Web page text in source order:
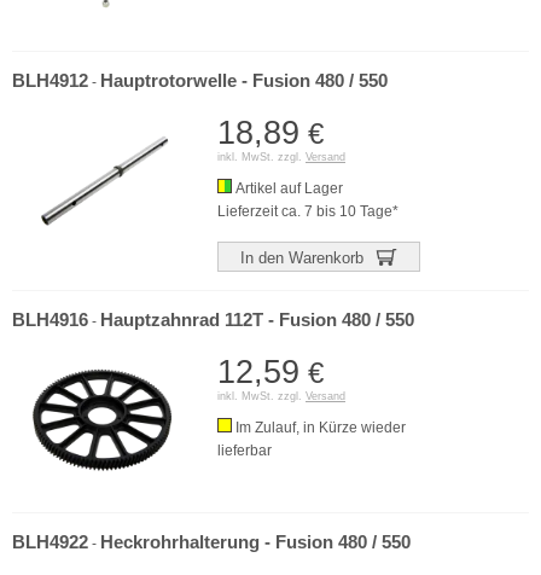
BLH4912 - Hauptrotorwelle - Fusion 480 / 550
18,89 €
inkl. MwSt. zzgl. Versand
Artikel auf Lager
Lieferzeit ca. 7 bis 10 Tage*
In den Warenkorb
BLH4916 - Hauptzahnrad 112T - Fusion 480 / 550
12,59 €
inkl. MwSt. zzgl. Versand
Im Zulauf, in Kürze wieder
lieferbar
BLH4922 - Heckrohrhalterung - Fusion 480 / 550